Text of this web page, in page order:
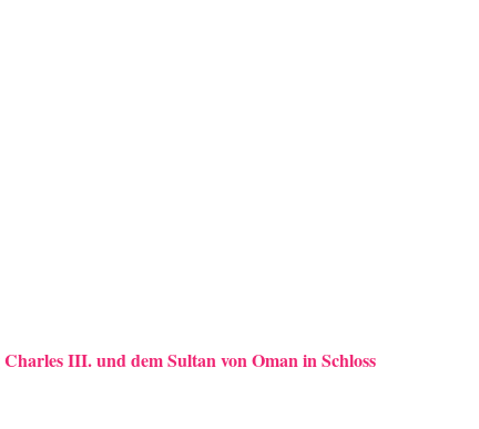
III. und dem Sultan von Oman in Schloss